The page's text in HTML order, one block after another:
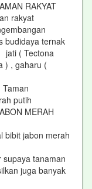
RAKYAT
rakyat
budidaya ternak
jati ( Tectona
) , gaharu (
putih
MERAH
bibit jabon merah
tanaman
juga banyak